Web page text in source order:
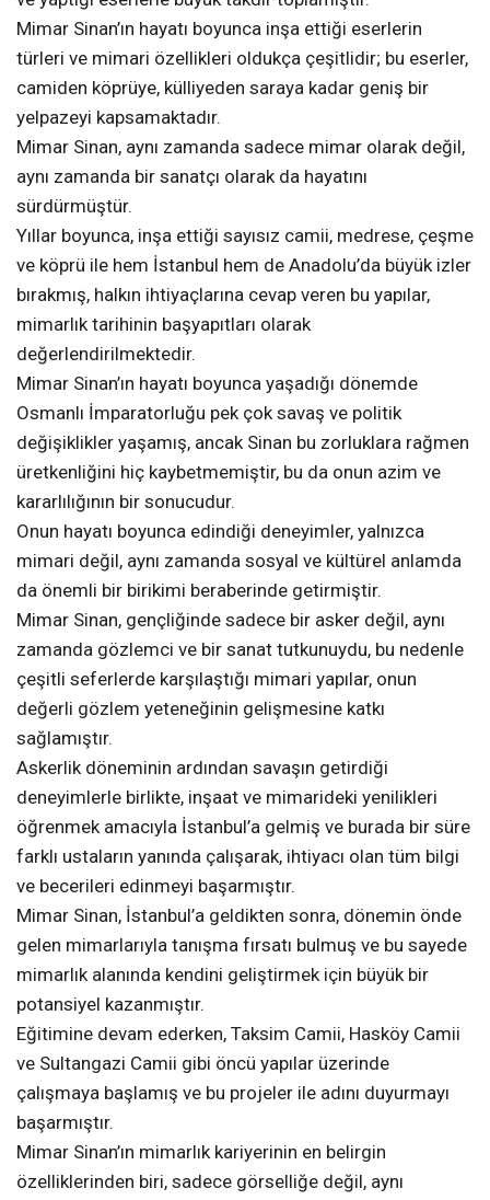
Mimar Sinan’ın hayatı boyunca inşa ettiği eserlerin
türleri ve mimari özellikleri oldukça çeşitlidir; bu eserler,
camiden köprüye, külliyeden saraya kadar geniş bir
yelpazeyi kapsamaktadır.
Mimar Sinan, aynı zamanda sadece mimar olarak değil,
aynı zamanda bir sanatçı olarak da hayatını
sürdürmüştür.
Yıllar boyunca, inşa ettiği sayısız camii, medrese, çeşme
ve köprü ile hem İstanbul hem de Anadolu’da büyük izler
bırakmış, halkın ihtiyaçlarına cevap veren bu yapılar,
mimarlık tarihinin başyapıtları olarak
değerlendirilmektedir.
Mimar Sinan’ın hayatı boyunca yaşadığı dönemde
Osmanlı İmparatorluğu pek çok savaş ve politik
değişiklikler yaşamış, ancak Sinan bu zorluklara rağmen
üretkenliğini hiç kaybetmemiştir, bu da onun azim ve
kararlılığının bir sonucudur.
Onun hayatı boyunca edindiği deneyimler, yalnızca
mimari değil, aynı zamanda sosyal ve kültürel anlamda
da önemli bir birikimi beraberinde getirmiştir.
Mimar Sinan, gençliğinde sadece bir asker değil, aynı
zamanda gözlemci ve bir sanat tutkunuydu, bu nedenle
çeşitli seferlerde karşılaştığı mimari yapılar, onun
değerli gözlem yeteneğinin gelişmesine katkı
sağlamıştır.
Askerlik döneminin ardından savaşın getirdiği
deneyimlerle birlikte, inşaat ve mimarideki yenilikleri
öğrenmek amacıyla İstanbul’a gelmiş ve burada bir süre
farklı ustaların yanında çalışarak, ihtiyacı olan tüm bilgi
ve becerileri edinmeyi başarmıştır.
Mimar Sinan, İstanbul’a geldikten sonra, dönemin önde
gelen mimarlarıyla tanışma fırsatı bulmuş ve bu sayede
mimarlık alanında kendini geliştirmek için büyük bir
potansiyel kazanmıştır.
Eğitimine devam ederken, Taksim Camii, Hasköy Camii
ve Sultangazi Camii gibi öncü yapılar üzerinde
çalışmaya başlamış ve bu projeler ile adını duyurmayı
başarmıştır.
Mimar Sinan’ın mimarlık kariyerinin en belirgin
özelliklerinden biri, sadece görselliğe değil, aynı